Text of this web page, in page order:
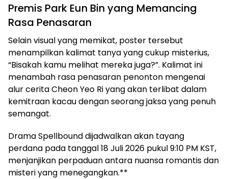
Premis Park Eun Bin yang Memancing
Rasa Penasaran
Selain visual yang memikat, poster tersebut
menampilkan kalimat tanya yang cukup misterius,
“Bisakah kamu melihat mereka juga?”. Kalimat ini
menambah rasa penasaran penonton mengenai
alur cerita Cheon Yeo Ri yang akan terlibat dalam
kemitraan kacau dengan seorang jaksa yang penuh
semangat.
Drama Spellbound dijadwalkan akan tayang
perdana pada tanggal 18 Juli 2026 pukul 9:10 PM KST,
menjanjikan perpaduan antara nuansa romantis dan
misteri yang menegangkan.**